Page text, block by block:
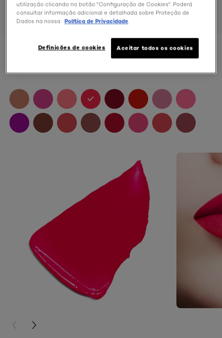
PREVIOUS CARD
NEXT CARD
utilização clicando no botão "Configuração de Cookies". Poderá
consultar informação adicional e detalhada sobre Proteção de
Dados na nossa
Política de Privacidade
Definições de cookies Aceitar todos os cookies